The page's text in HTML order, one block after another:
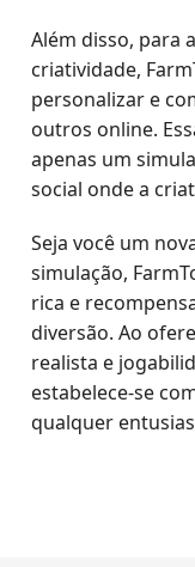
Além disso, para
criatividade,
personalizar e
outros online.
apenas um
social onde a
Seja você um
simulação,
rica e
diversão. Ao
realista e
estabelece-se
qualquer